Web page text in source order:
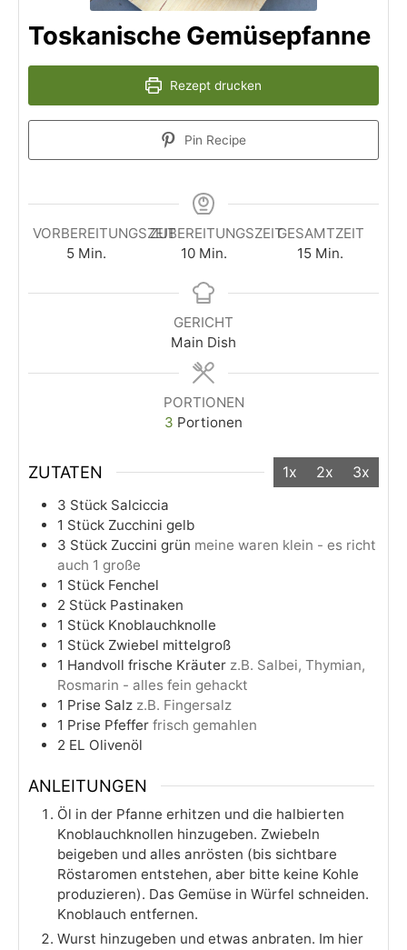
Toskanische Gemüsepfanne
Rezept drucken
Pin Recipe
VORBEREITUNGSZEIT
5 Min.
ZUBEREITUNGSZEIT
10 Min.
GESAMTZEIT
15 Min.
GERICHT
Main Dish
PORTIONEN
3 Portionen
ZUTATEN 1x 2x 3x
3 Stück Salciccia
1 Stück Zucchini gelb
3 Stück Zuccini grün meine waren klein - es richt
auch 1 große
1 Stück Fenchel
2 Stück Pastinaken
1 Stück Knoblauchknolle
1 Stück Zwiebel mittelgroß
1 Handvoll frische Kräuter z.B. Salbei, Thymian,
Rosmarin - alles fein gehackt
1 Prise Salz z.B. Fingersalz
1 Prise Pfeffer frisch gemahlen
2 EL Olivenöl
ANLEITUNGEN
Öl in der Pfanne erhitzen und die halbierten
Knoblauchknollen hinzugeben. Zwiebeln
beigeben und alles anrösten (bis sichtbare
Röstaromen entstehen, aber bitte keine Kohle
produzieren). Das Gemüse in Würfel schneiden.
Knoblauch entfernen.
Wurst hinzugeben und etwas anbraten. Im hier